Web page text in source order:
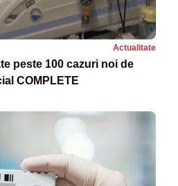
Actualitate
peste 100 cazuri noi de
COMPLETE